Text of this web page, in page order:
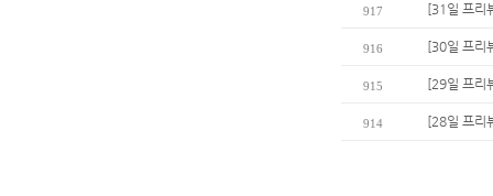
917 [31일 프리
916 [30일 프리
915 [29일 프리
914 [28일 프리